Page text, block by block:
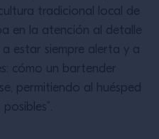
tradicional local de
en la atención al detalle
a estar siempre alerta y a
cómo un bartender
permitiendo al huésped